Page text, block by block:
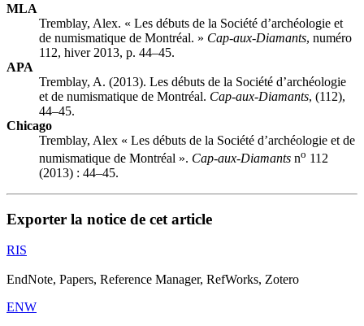
MLA
Tremblay, Alex. « Les débuts de la Société d’archéologie et
de numismatique de Montréal. » Cap-aux-Diamants, numéro
112, hiver 2013, p. 44–45.
APA
Tremblay, A. (2013). Les débuts de la Société d’archéologie
et de numismatique de Montréal. Cap-aux-Diamants, (112),
44–45.
Chicago
Tremblay, Alex « Les débuts de la Société d’archéologie et de
numismatique de Montréal ». Cap-aux-Diamants no 112
(2013) : 44–45.
Exporter la notice de cet article
RIS
EndNote, Papers, Reference Manager, RefWorks, Zotero
ENW